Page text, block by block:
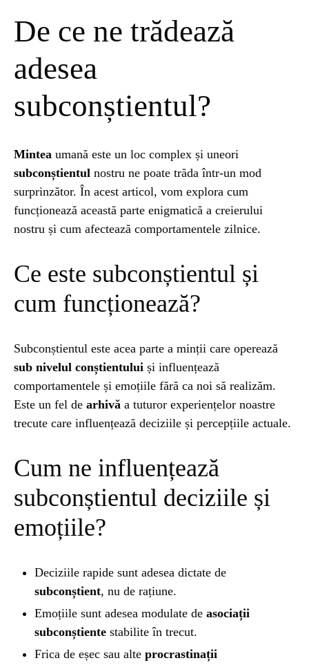
De ce ne trădează
adesea
subconștientul?
Mintea umană este un loc complex și uneori
subconștientul nostru ne poate trăda într-un mod
surprinzător. În acest articol, vom explora cum
funcționează această parte enigmatică a creierului
nostru și cum afectează comportamentele zilnice.
Ce este subconștientul și
cum funcționează?
Subconștientul este acea parte a minții care operează
sub nivelul conștientului și influențează
comportamentele și emoțiile fără ca noi să realizăm.
Este un fel de arhivă a tuturor experiențelor noastre
trecute care influențează deciziile și percepțiile actuale.
Cum ne influențează
subconștientul deciziile și
emoțiile?
Deciziile rapide sunt adesea dictate de
subconștient, nu de rațiune.
Emoțiile sunt adesea modulate de asociații
subconștiente stabilite în trecut.
Frica de eșec sau alte procrastinații
OAMENI
INSTALEAZ
APLICATIA
Barajul Trei Defileuri a Încetinit Rotația
Pământului: Mit sau Realitate?
BLOG
Seriale turcesti:Top 5 cele mai bune seriale
BLOG 2 years ago
Espressor paduri Senseo blocat?Afla cum îl
1 year ago
Ai simțit vreodată deja-vu? Află de ce se
întâmplă